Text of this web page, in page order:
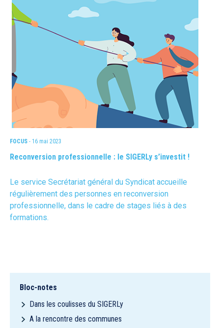
FOCUS - 16 mai 2023
Reconversion professionnelle : le SIGERLy s’investit !
Le service Secrétariat général du Syndicat accueille
régulièrement des personnes en reconversion
professionnelle, dans le cadre de stages liés à des
formations.
Bloc-notes
Dans les coulisses du SIGERLy
A la rencontre des communes